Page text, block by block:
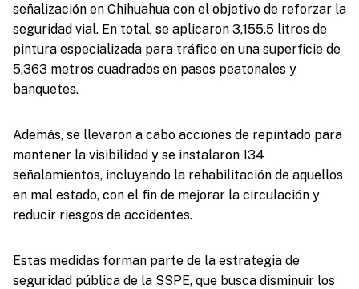
señalización en Chihuahua con el objetivo de reforzar la
seguridad vial. En total, se aplicaron 3,155.5 litros de
pintura especializada para tráfico en una superficie de
5,363 metros cuadrados en pasos peatonales y
banquetes.
Además, se llevaron a cabo acciones de repintado para
mantener la visibilidad y se instalaron 134
señalamientos, incluyendo la rehabilitación de aquellos
en mal estado, con el fin de mejorar la circulación y
reducir riesgos de accidentes.
Estas medidas forman parte de la estrategia de
seguridad pública de la SSPE, que busca disminuir los